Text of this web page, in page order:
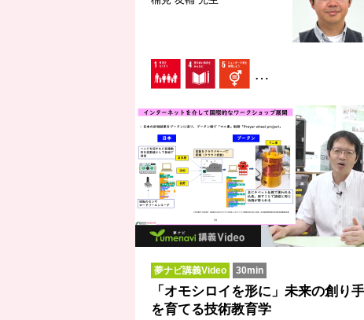
…
夢ナビ講義Video 30min
「オモシロイを形に」未来の創り手
を育てる技術教育学